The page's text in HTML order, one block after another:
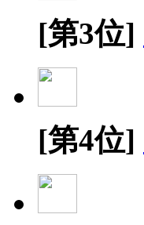
[第3位]
[第4位]